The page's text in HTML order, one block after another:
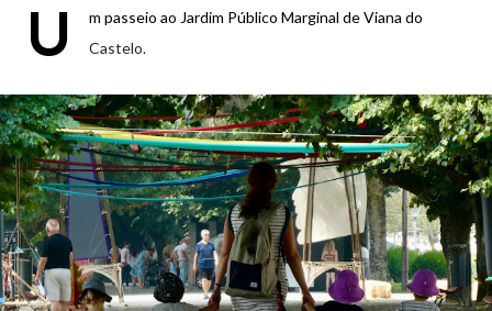
U
m passeio ao Jardim Público Marginal de Viana do
Castelo.